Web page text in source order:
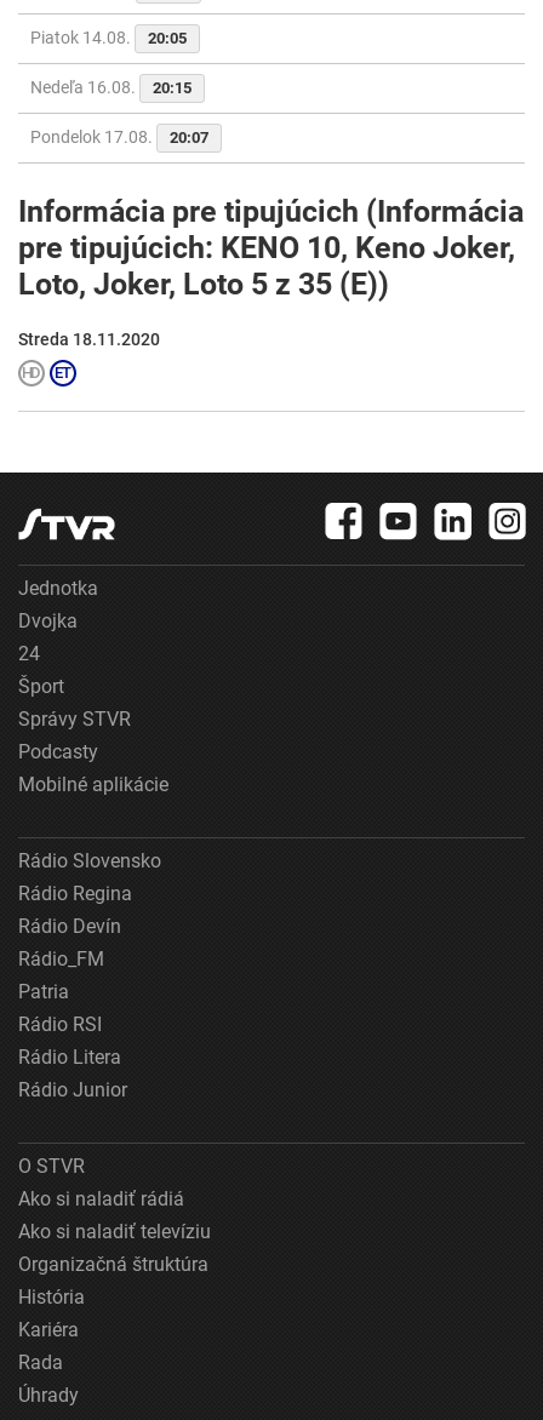
Piatok 14.08. 20:05
Nedeľa 16.08. 20:15
Pondelok 17.08. 20:07
Informácia pre tipujúcich (Informácia
pre tipujúcich: KENO 10, Keno Joker,
Loto, Joker, Loto 5 z 35 (E))
Streda 18.11.2020
Jednotka
Dvojka
24
Šport
Správy STVR
Podcasty
Mobilné aplikácie
Rádio Slovensko
Rádio Regina
Rádio Devín
Rádio_FM
Patria
Rádio RSI
Rádio Litera
Rádio Junior
O STVR
Ako si naladiť rádiá
Ako si naladiť televíziu
Organizačná štruktúra
História
Kariéra
Rada
Úhrady